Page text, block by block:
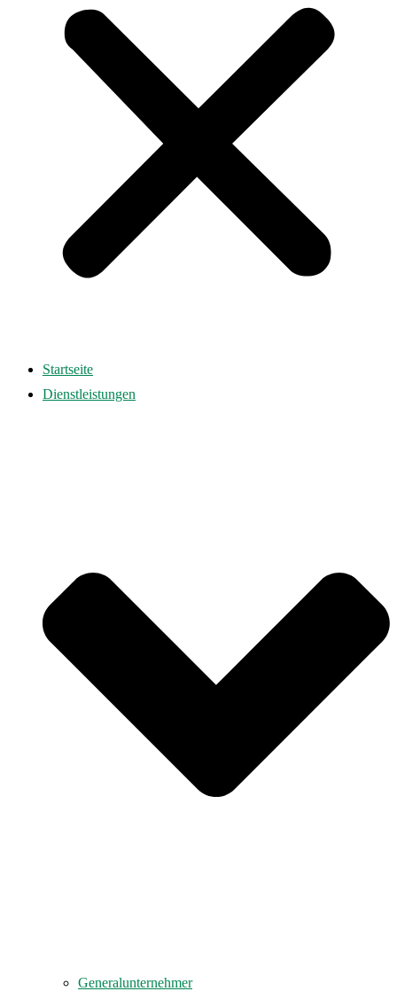
Startseite
Dienstleistungen
Generalunternehmer